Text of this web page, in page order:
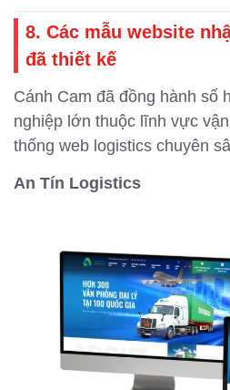
8. Các mẫu website
đã thiết kế
Cánh Cam đã đồng hành số
nghiệp lớn thuộc lĩnh vực
thống web logistics chuyên
An Tín Logistics